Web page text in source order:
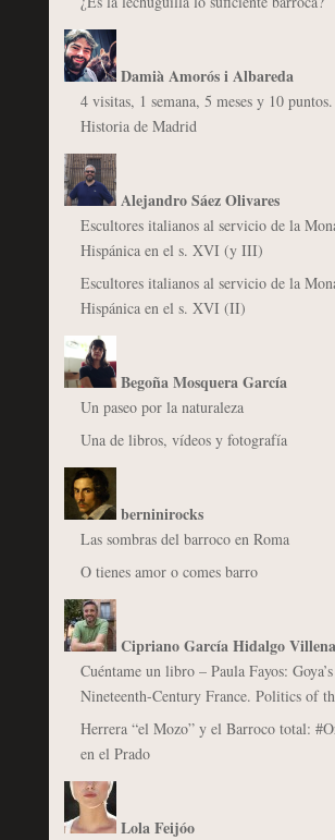
Damià Amorós i Albareda
4 visitas, 1 semana, 5 meses y 10
Historia de Madrid
Alejandro Sáez Olivares
Escultores italianos al servicio de la
Hispánica en el s. XVI (y III)
Escultores italianos al servicio de la
Hispánica en el s. XVI (II)
Begoña Mosquera García
Un paseo por la naturaleza
Una de libros, vídeos y fotografía
berninirocks
Las sombras del barroco en Roma
O tienes amor o comes barro
Cipriano García Hidalgo Villena
Cuéntame un libro – Paula Fayos:
Nineteenth-Century France. Politics of
Herrera “el Mozo” y el Barroco total:
en el Prado
Lola Feijóo